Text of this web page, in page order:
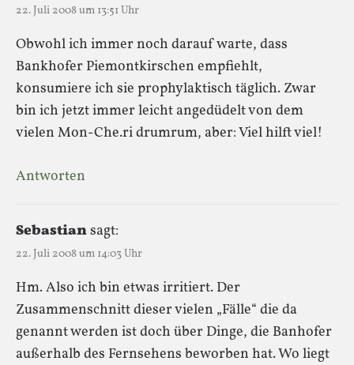
22. Juli 2008 um 13:51 Uhr
Obwohl ich immer noch darauf warte, dass
Bankhofer Piemontkirschen empfiehlt,
konsumiere ich sie prophylaktisch täglich. Zwar
bin ich jetzt immer leicht angedüdelt von dem
vielen Mon-Che.ri drumrum, aber: Viel hilft viel!
Antworten
Sebastiansagt:
22. Juli 2008 um 14:03 Uhr
Hm. Also ich bin etwas irritiert. Der
Zusammenschnitt dieser vielen „Fälle“ die da
genannt werden ist doch über Dinge, die Banhofer
außerhalb des Fernsehens beworben hat. Wo liegt